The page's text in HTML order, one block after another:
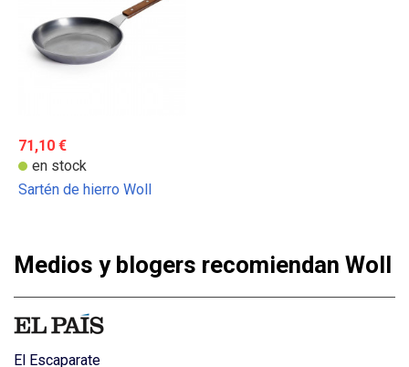
71,10 €
en stock
Sartén de hierro Woll
Medios y blogers recomiendan Woll